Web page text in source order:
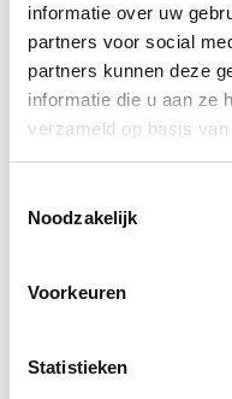
informatie over uw
partners voor social
partners kunnen deze
informatie die u aan ze
verzameld op basis
Noodzakelijk
Voorkeuren
Statistieken
Te allen tijde heb je het
vragen, die door
Dit kan middels het
info@dutchgamblers.nl.
van jouw gegevens
b. Recht op
meer of zijn deze
c. Recht op